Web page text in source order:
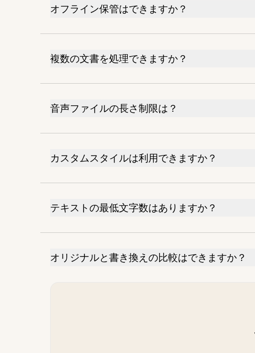
オフライン保管はできますか？
複数の文書を処理できますか？
音声ファイルの長さ制限は？
カスタムスタイルは利用できますか？
テキストの最低文字数はありますか？
オリジナルと書き換えの比較はできますか？